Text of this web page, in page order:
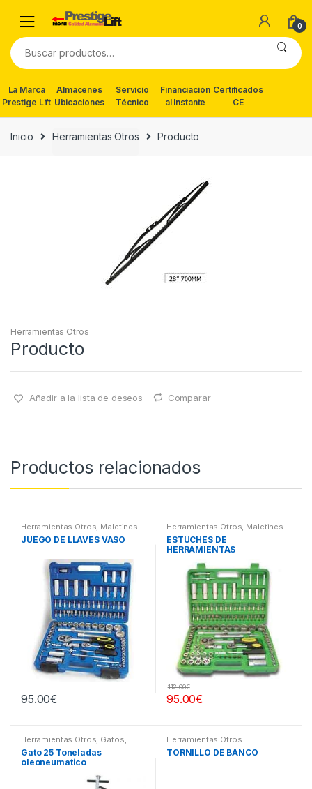
navigation
content
0
Buscar
por:
La Marca
Prestige Lift
Almacenes
Ubicaciones
Servicio
Técnico
Financiación
al Instante
Certificados
CE
Inicio Herramientas Otros Producto
Herramientas Otros
Producto
Añadir a la lista de deseos Comparar
Productos relacionados
Herramientas Otros, Maletines
Herramientas, Extractores,
Compresímetros, otros
JUEGO DE LLAVES VASO
95.00€
Herramientas Otros, Maletines
Herramientas, Extractores,
Compresímetros, otros
ESTUCHES DE
HERRAMIENTAS
95.00€
112.00€
Herramientas Otros, Gatos,
Soportes y Hidraulica
Gato 25 Toneladas
oleoneumatico
Herramientas Otros
TORNILLO DE BANCO